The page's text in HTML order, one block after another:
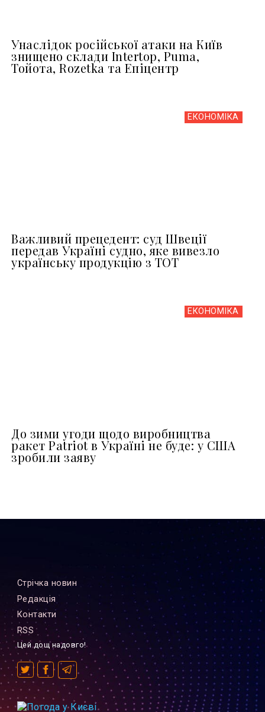
Унаслідок російської атаки на Київ
знищено склади Intertop, Puma,
Тойота, Rozetka та Епіцентр
ЕКОНОМІКА
Важливий прецедент: суд Швеції
передав Україні судно, яке вивезло
українську продукцію з ТОТ
ЕКОНОМІКА
До зими угоди щодо виробництва
ракет Patriot в Україні не буде: у США
зробили заяву
Стрiчка новин
Редакцiя
Контакти
RSS
Цей дощ надовго!